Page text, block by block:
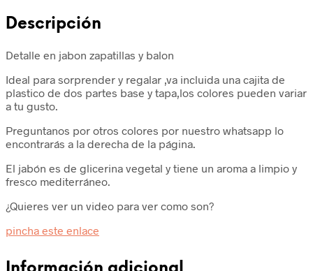
Descripción
Detalle en jabon zapatillas y balon
Ideal para sorprender y regalar ,va incluida una cajita de
plastico de dos partes base y tapa,los colores pueden variar
a tu gusto.
Preguntanos por otros colores por nuestro whatsapp lo
encontrarás a la derecha de la página.
El jabón es de glicerina vegetal y tiene un aroma a limpio y
fresco mediterráneo.
¿Quieres ver un video para ver como son?
pincha este enlace